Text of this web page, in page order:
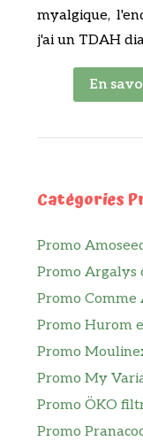
myalgique,
j'ai un TDAH
En
Catégories
Promo
Promo Argalys
Promo Comme
Promo Hurom
Promo
Promo My
Promo ÖKO
Promo